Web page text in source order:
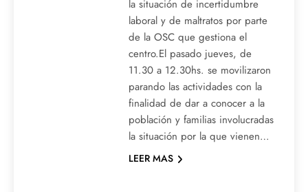
la situación de incertidumbre
laboral y de maltratos por parte
de la OSC que gestiona el
centro.El pasado jueves, de
11.30 a 12.30hs. se movilizaron
parando las actividades con la
finalidad de dar a conocer a la
población y familias involucradas
la situación por la que vienen…
LEER MAS